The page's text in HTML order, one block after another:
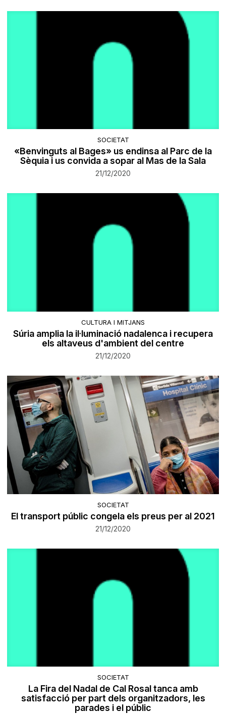
SOCIETAT
«Benvinguts al Bages» us endinsa al Parc de la
Sèquia i us convida a sopar al Mas de la Sala
21/12/2020
CULTURA I MITJANS
Súria amplia la il·luminació nadalenca i recupera
els altaveus d'ambient del centre
21/12/2020
SOCIETAT
El transport públic congela els preus per al 2021
21/12/2020
SOCIETAT
La Fira del Nadal de Cal Rosal tanca amb
satisfacció per part dels organitzadors, les
parades i el públic